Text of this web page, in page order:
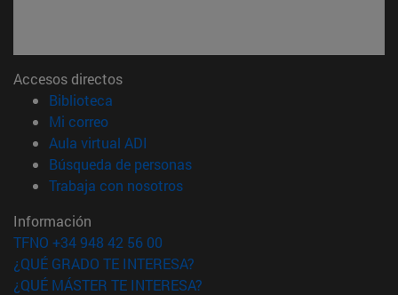
Accesos directos
Biblioteca
Mi correo(abre en nueva ventana)
Aula virtual ADI
Búsqueda de personas(abre en nueva ventana)
Trabaja con nosotros(abre en nueva ventana)
Información
TFNO +34 948 42 56 00
¿QUÉ GRADO TE INTERESA?
¿QUÉ MÁSTER TE INTERESA?